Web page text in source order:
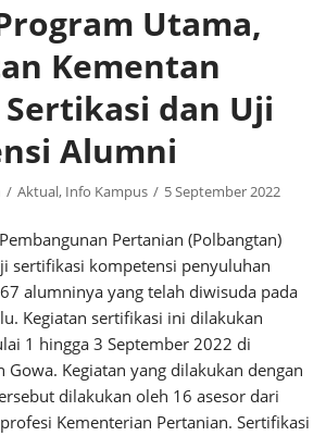
Utama,
Kementan
dan Uji
Alumni
Aktual, Info Kampus 5 September 2022
Pertanian (Polbangtan)
sertifikasi kompetensi penyuluhan
alumninya yang telah diwisuda pada
Kegiatan sertifikasi ini dilakukan
1 hingga 3 September 2022 di
Gowa. Kegiatan yang dilakukan dengan
dilakukan oleh 16 asesor dari
Kementerian Pertanian. Sertifikasi